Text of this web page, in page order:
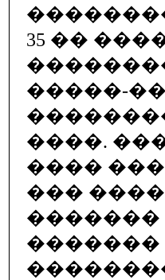
35 ��
�����-
����.
����
���
�������
�������